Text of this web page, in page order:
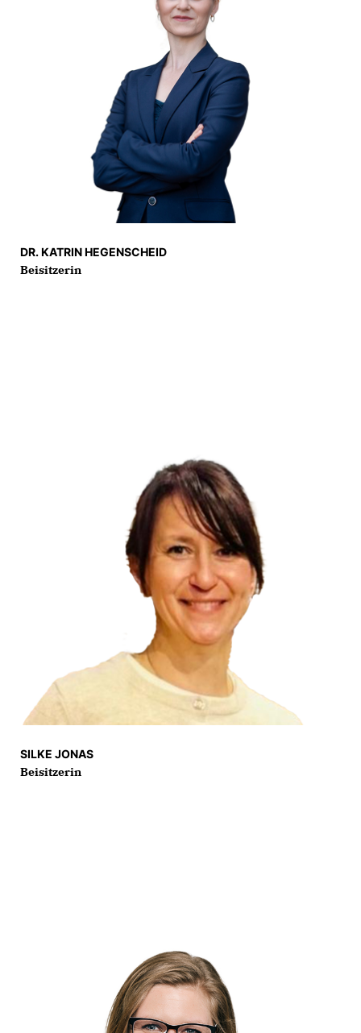
DR. KATRIN HEGENSCHEID
Beisitzerin
SILKE JONAS
Beisitzerin